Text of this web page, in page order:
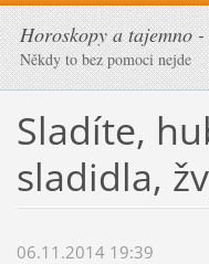
Horoskopy a tajemno
Někdy to bez pomoci nejde
Sladíte,
sladidla,
06.11.2014 19:39